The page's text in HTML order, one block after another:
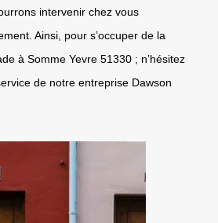
intervenir chez vous
Ainsi, pour s’occuper de la
à Somme Yevre 51330 ; n’hésitez
de notre entreprise Dawson